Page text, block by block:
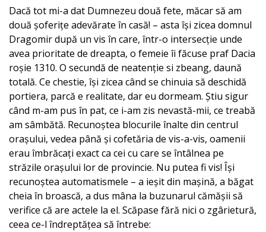
Dacă tot mi-a dat Dumnezeu două fete, măcar să am
două șoferițe adevărate în casă! – asta își zicea domnul
Dragomir după un vis în care, într-o intersecție unde
avea prioritate de dreapta, o femeie îi făcuse praf Dacia
roșie 1310. O secundă de neatenție si zbeang, daună
totală. Ce chestie, își zicea când se chinuia să deschidă
portiera, parcă e realitate, dar eu dormeam. Știu sigur
când m-am pus în pat, ce i-am zis nevastă-mii, ce treabă
am sâmbătă. Recunoștea blocurile înalte din centrul
orașului, vedea până și cofetăria de vis-a-vis, oamenii
erau îmbrăcați exact ca cei cu care se întâlnea pe
străzile orașului lor de provincie. Nu putea fi vis! Își
recunoștea automatismele – a ieșit din mașină, a băgat
cheia în broască, a dus mâna la buzunarul cămășii să
verifice că are actele la el. Scăpase fără nici o zgârietură,
ceea ce-l îndreptățea să întrebe: